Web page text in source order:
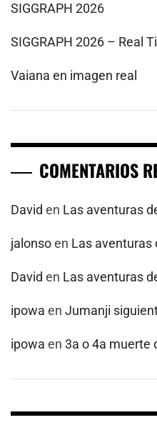
SIGGRAPH 2026
SIGGRAPH 2026 – Real
Vaiana en imagen real
COMENTARIOS
David en Las aventuras
jalonsoen Las aventuras
David en Las aventuras
ipowa en Jumanji
ipowa en 3a o 4a muerte